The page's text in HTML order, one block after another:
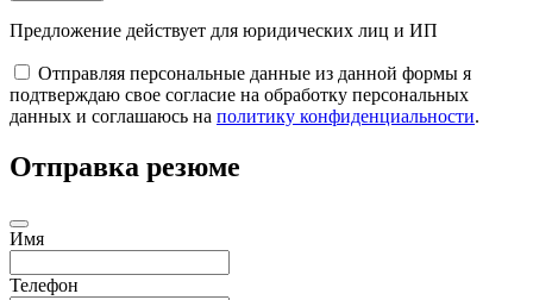
Предложение действует для юридических лиц и ИП
Отправляя персональные данные из данной формы я
подтверждаю свое согласие на обработку персональных
данных и соглашаюсь на политику конфиденциальности.
Отправка резюме
Имя
Телефон